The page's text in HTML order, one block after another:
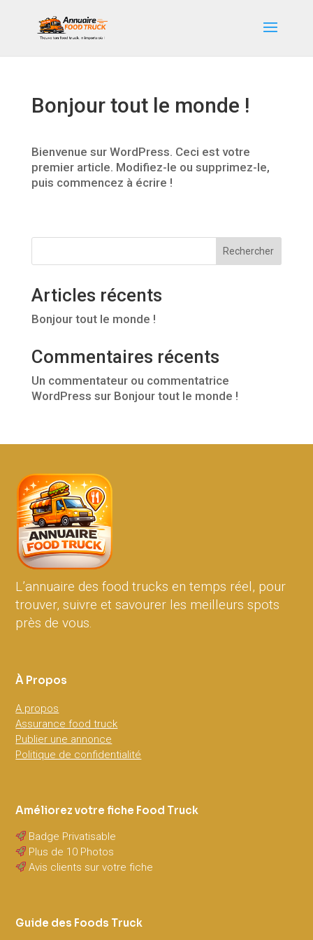
Bonjour tout le monde !
Bienvenue sur WordPress. Ceci est votre
premier article. Modifiez-le ou supprimez-le,
puis commencez à écrire !
Rechercher
Articles récents
Bonjour tout le monde !
Commentaires récents
Un commentateur ou commentatrice
WordPress sur Bonjour tout le monde !
L’annuaire des food trucks en temps réel, pour
trouver, suivre et savourer les meilleurs spots
près de vous.
À Propos
A propos
Assurance food truck
Publier une annonce
Politique de confidentialité
Améliorez votre fiche Food Truck
Badge Privatisable
Plus de 10 Photos
Avis clients sur votre fiche
Guide des Foods Truck